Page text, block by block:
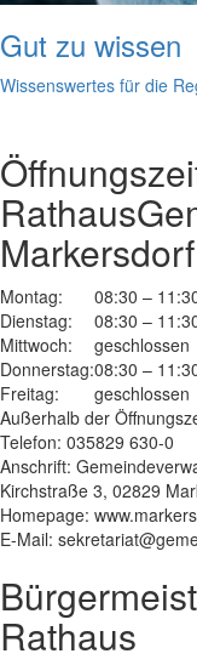
Gut zu wissen
Wissenswertes für die
Rathaus
Markersdorf
Montag:
08:30 –
Dienstag:
08:30 –
Mittwoch:
geschlossen
Donnerstag:08:30 –
Freitag:
geschlossen
Außerhalb der
Telefon: 035829 630-0
Anschrift:
Kirchstraße 3, 02829
Homepage:
E-Mail:
Rathaus